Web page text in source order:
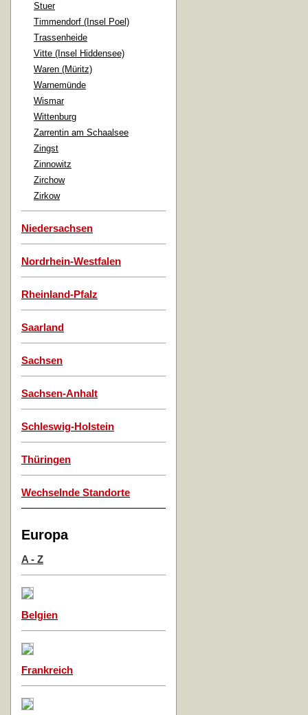
Stuer
Timmendorf (Insel Poel)
Trassenheide
Vitte (Insel Hiddensee)
Waren (Müritz)
Warnemünde
Wismar
Wittenburg
Zarrentin am Schaalsee
Zingst
Zinnowitz
Zirchow
Zirkow
Niedersachsen
Nordrhein-Westfalen
Rheinland-Pfalz
Saarland
Sachsen
Sachsen-Anhalt
Schleswig-Holstein
Thüringen
Wechselnde Standorte
Europa
A - Z
Belgien
Frankreich